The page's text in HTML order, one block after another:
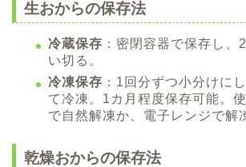
生おからの保存法
冷蔵保存 ：密閉容器で保存し、
い切る。
冷凍保存 ：1回分ずつ小分けに
て冷凍。1カ月程度保存可能。
で自然解凍か、電子レンジで解
乾燥おからの保存法